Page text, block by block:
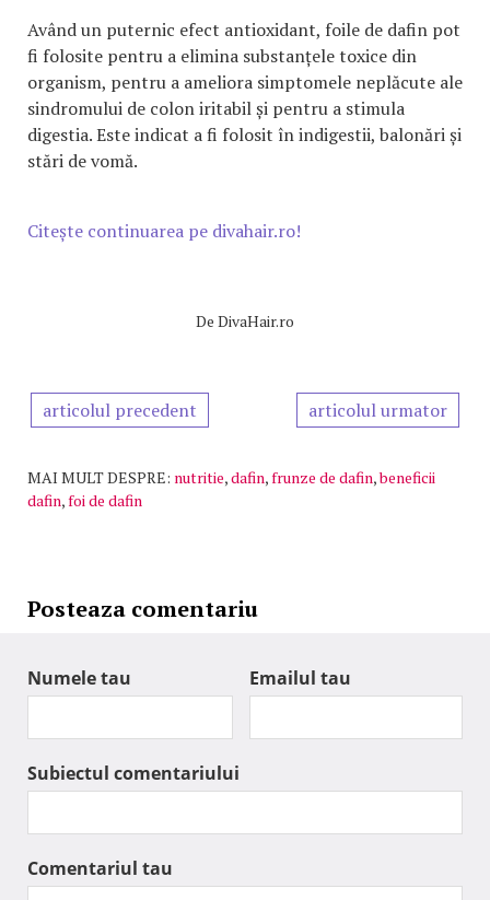
Având un puternic efect antioxidant, foile de dafin pot
fi folosite pentru a elimina substanțele toxice din
organism, pentru a ameliora simptomele neplăcute ale
sindromului de colon iritabil și pentru a stimula
digestia. Este indicat a fi folosit în indigestii, balonări și
stări de vomă.
Citește continuarea pe divahair.ro!
De DivaHair.ro
articolul precedent articolul urmator
MAI MULT DESPRE: nutritie,dafin,frunze de dafin,beneficii
dafin,foi de dafin
Posteaza comentariu
Numele tau Emailul tau
Subiectul comentariului
Comentariul tau